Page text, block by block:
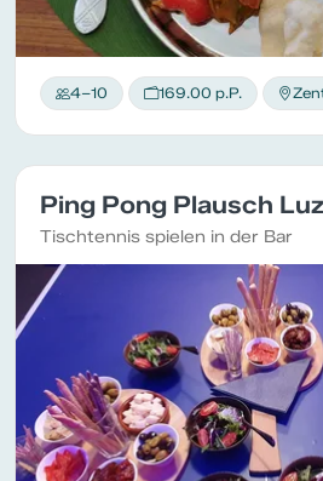
4–10 169.00 p.P.
Ping Pong Plausch
Tischtennis spielen in der Bar